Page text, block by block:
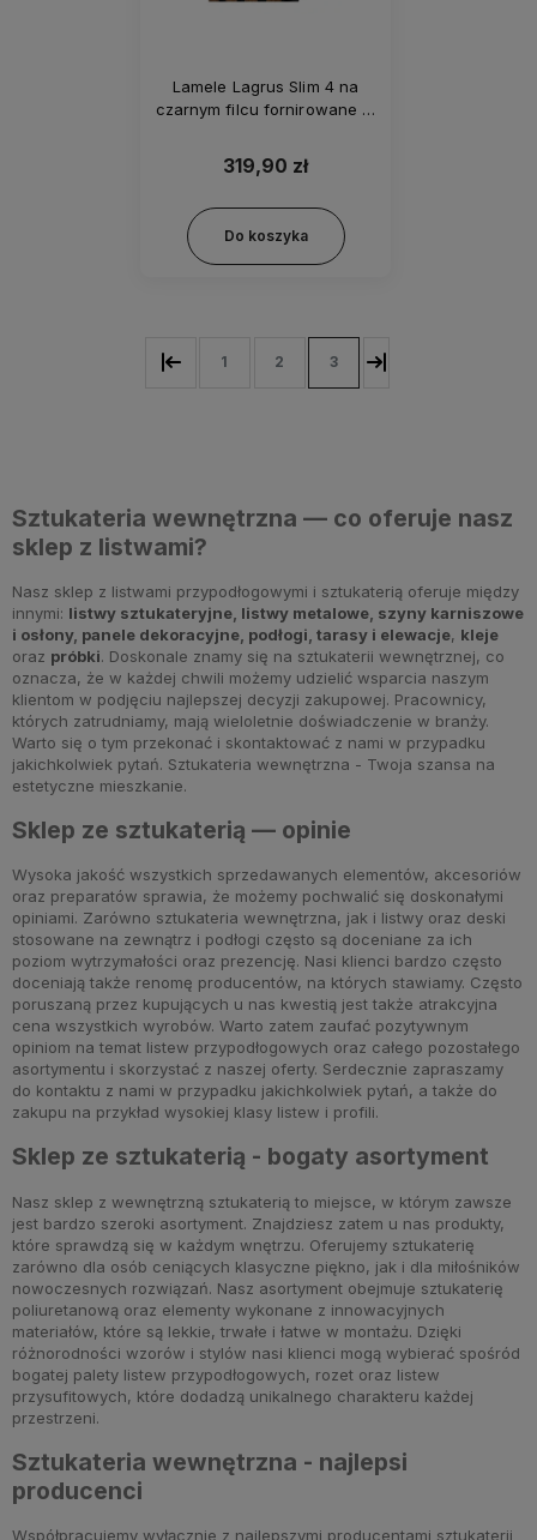
Lamele Lagrus Slim 4 na
czarnym filcu fornirowane 1-
amerykański
319,90 zł
Do koszyka
1 2 3
Sztukateria wewnętrzna — co oferuje nasz
sklep z listwami?
Nasz sklep z listwami przypodłogowymi i sztukaterią oferuje między
innymi: listwy sztukateryjne listwy metalowe szyny karniszowe
i osłony, panele dekoracyjne podłogi tarasy i elewacje, kleje
oraz próbki. Doskonale znamy się na sztukaterii wewnętrznej, co
oznacza, że w każdej chwili możemy udzielić wsparcia naszym
klientom w podjęciu najlepszej decyzji zakupowej. Pracownicy,
których zatrudniamy, mają wieloletnie doświadczenie w branży.
Warto się o tym przekonać i skontaktować z nami w przypadku
jakichkolwiek pytań. Sztukateria wewnętrzna - Twoja szansa na
estetyczne mieszkanie.
Sklep ze sztukaterią — opinie
Wysoka jakość wszystkich sprzedawanych elementów, akcesoriów
oraz preparatów sprawia, że możemy pochwalić się doskonałymi
opiniami. Zarówno sztukateria wewnętrzna, jak i listwy oraz deski
stosowane na zewnątrz i podłogi często są doceniane za ich
poziom wytrzymałości oraz prezencję. Nasi klienci bardzo często
doceniają także renomę producentów, na których stawiamy. Często
poruszaną przez kupujących u nas kwestią jest także atrakcyjna
cena wszystkich wyrobów. Warto zatem zaufać pozytywnym
opiniom na temat listew przypodłogowych oraz całego pozostałego
asortymentu i skorzystać z naszej oferty. Serdecznie zapraszamy
do kontaktu z nami w przypadku jakichkolwiek pytań, a także do
zakupu na przykład wysokiej klasy listew i profili.
Sklep ze sztukaterią - bogaty asortyment
Nasz sklep z wewnętrzną sztukaterią to miejsce, w którym zawsze
jest bardzo szeroki asortyment. Znajdziesz zatem u nas produkty,
które sprawdzą się w każdym wnętrzu. Oferujemy sztukaterię
zarówno dla osób ceniących klasyczne piękno, jak i dla miłośników
nowoczesnych rozwiązań. Nasz asortyment obejmuje sztukaterię
poliuretanową oraz elementy wykonane z innowacyjnych
materiałów, które są lekkie, trwałe i łatwe w montażu. Dzięki
różnorodności wzorów i stylów nasi klienci mogą wybierać spośród
bogatej palety listew przypodłogowych, rozet oraz listew
przysufitowych, które dodadzą unikalnego charakteru każdej
przestrzeni.
Sztukateria wewnętrzna - najlepsi
producenci
Współpracujemy wyłącznie z najlepszymi producentami sztukaterii